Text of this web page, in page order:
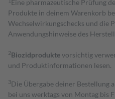
Eine pharmazeutische Prüfung
Produkte in deinem Warenkorb
Wechselwirkungschecks und die
Anwendungshinweise des
2Biozidproduktevorsichtig
und Produktinformationen lesen.
3Die Übergabe deiner Bestellung
bei uns werktags von Montag bis